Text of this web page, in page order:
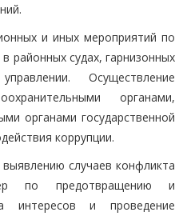
и иных мероприятий по
районных судах, гарнизонных
Осуществление
органами,
органами государственной
коррупции.
случаев конфликта
по предотвращению и
интересов и проведение